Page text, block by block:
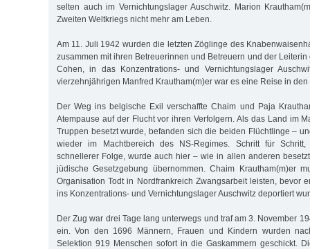
selten auch im Vernichtungslager Auschwitz. Marion
Zweiten Weltkriegs nicht mehr am Leben.
Am 11. Juli 1942 wurden die letzten Zöglinge des
zusammen mit ihren Betreuerinnen und Betreuern und der
Cohen, in das Konzentrations- und Vernichtungslager
vierzehnjährigen Manfred Krautham(m)er war es eine Reise in den
Der Weg ins belgische Exil verschaffte Chaim und Paja
Atempause auf der Flucht vor ihren Verfolgern. Als das Land im
Truppen besetzt wurde, befanden sich die beiden Flüchtlinge –
wieder im Machtbereich des NS-Regimes. Schritt für
schnellerer Folge, wurde auch hier – wie in allen anderen
jüdische Gesetzgebung übernommen. Chaim Krautham(m)er
Organisation Todt in Nordfrankreich Zwangsarbeit leisten, bevor
ins Konzentrations- und Vernichtungslager Auschwitz deportiert
Der Zug war drei Tage lang unterwegs und traf am 3. November
ein. Von den 1696 Männern, Frauen und Kindern wurden
Selektion 919 Menschen sofort in die Gaskammern geschickt.